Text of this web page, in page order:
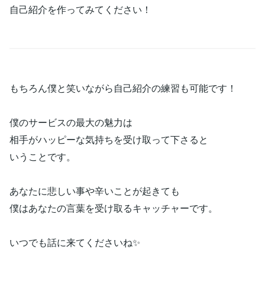
自己紹介を作ってみてください！
もちろん僕と笑いながら自己紹介の練習も可能です！
僕のサービスの最大の魅力は
相手がハッピーな気持ちを受け取って下さると
いうことです。
あなたに悲しい事や辛いことが起きても
僕はあなたの言葉を受け取るキャッチャーです。
いつでも話に来てくださいね✨